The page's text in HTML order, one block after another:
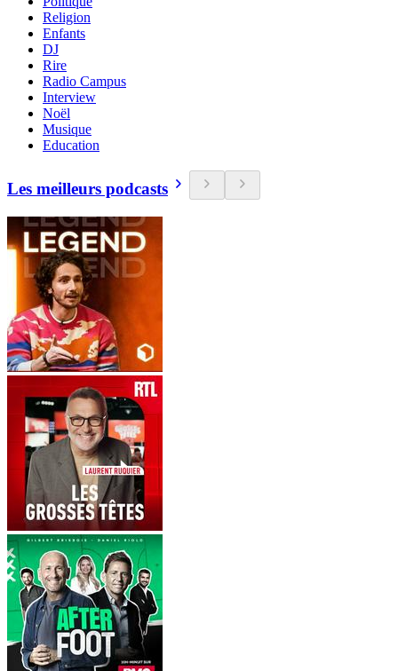
Religion
Enfants
DJ
Rire
Radio Campus
Interview
Noël
Musique
Education
Les meilleurs podcasts